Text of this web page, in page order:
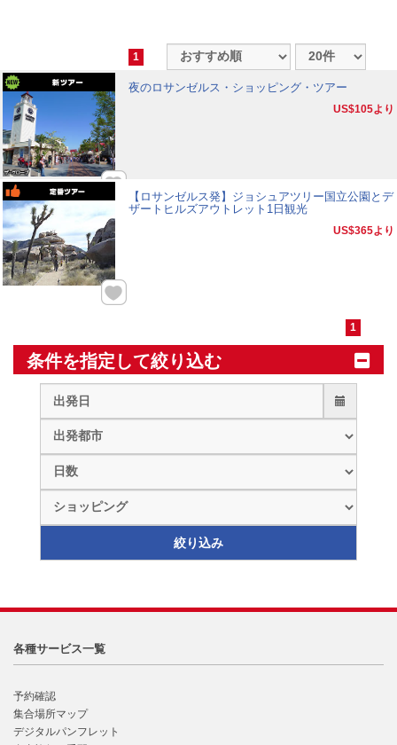
1
夜のロサンゼルス・ショッピング・ツアー
US$105より
【ロサンゼルス発】ジョシュアツリー国立公園とデ
ザートヒルズアウトレット1日観光
US$365より
1
条件を指定して絞り込む
各種サービス一覧
予約確認
集合場所マップ
デジタルパンフレット